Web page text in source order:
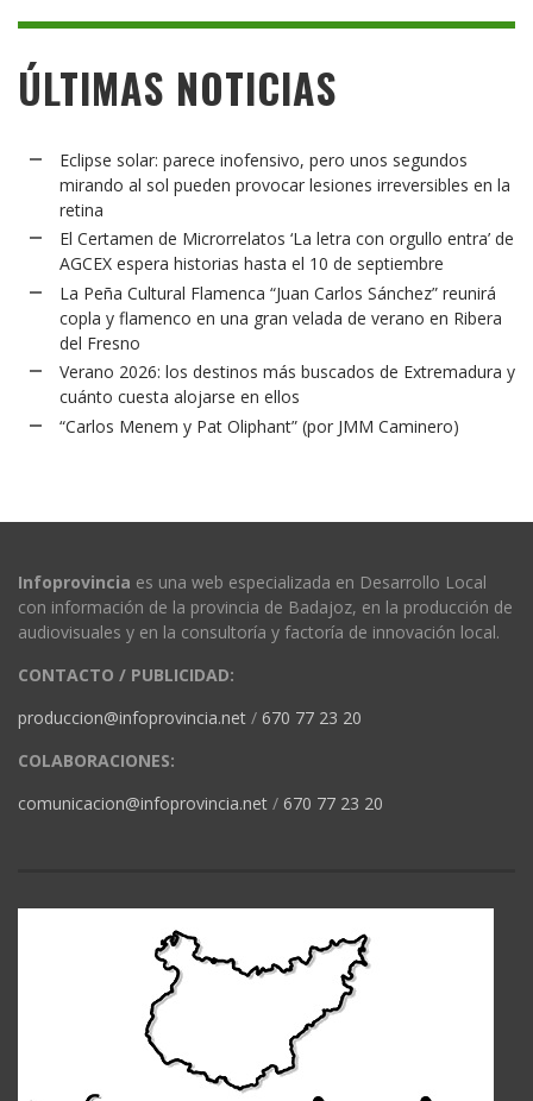
ÚLTIMAS NOTICIAS
Eclipse solar: parece inofensivo, pero unos segundos
mirando al sol pueden provocar lesiones irreversibles en la
retina
El Certamen de Microrrelatos ‘La letra con orgullo entra’ de
AGCEX espera historias hasta el 10 de septiembre
La Peña Cultural Flamenca “Juan Carlos Sánchez” reunirá
copla y flamenco en una gran velada de verano en Ribera
del Fresno
Verano 2026: los destinos más buscados de Extremadura y
cuánto cuesta alojarse en ellos
“Carlos Menem y Pat Oliphant” (por JMM Caminero)
Infoprovincia es una web especializada en Desarrollo Local
con información de la provincia de Badajoz, en la producción de
audiovisuales y en la consultoría y factoría de innovación local.
CONTACTO / PUBLICIDAD:
produccion@infoprovincia.net / 670 77 23 20
COLABORACIONES:
comunicacion@infoprovincia.net / 670 77 23 20